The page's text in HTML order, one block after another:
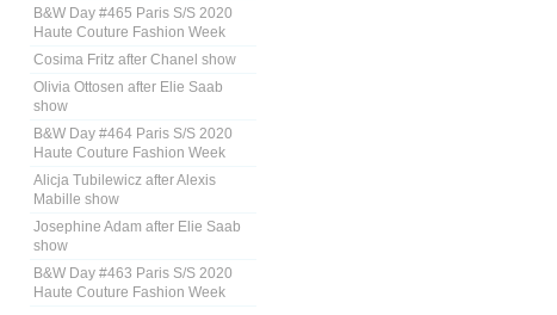
B&W Day #465 Paris S/S 2020
Haute Couture Fashion Week
Cosima Fritz after Chanel show
Olivia Ottosen after Elie Saab
show
B&W Day #464 Paris S/S 2020
Haute Couture Fashion Week
Alicja Tubilewicz after Alexis
Mabille show
Josephine Adam after Elie Saab
show
B&W Day #463 Paris S/S 2020
Haute Couture Fashion Week